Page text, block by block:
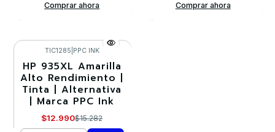
Comprar ahora
Comprar ahora
-15%
TIC1285 PPC INK
HP 935XL Amarilla
Alto Rendimiento |
Tinta | Alternativa
| Marca PPC Ink
$12.990$15.282